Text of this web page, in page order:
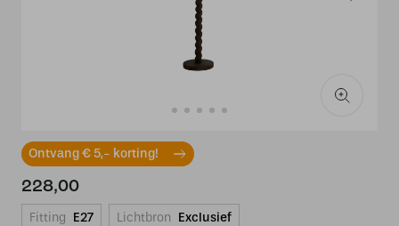
Ontvang € 5,- korting!
228,00
Fitting E27 Lichtbron Exclusief